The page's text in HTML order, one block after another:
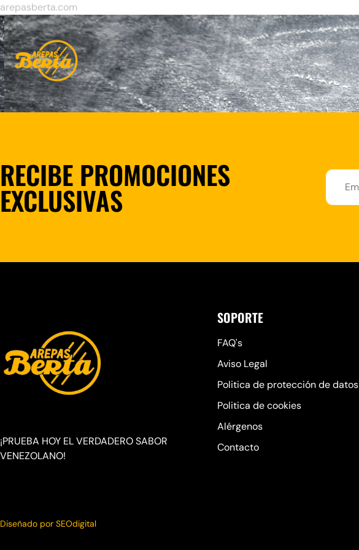
arepasberta.com
RECIBE PROMOCIONES
EXCLUSIVAS
¡PRUEBA HOY EL VERDADERO SABOR
VENEZOLANO!
SOPORTE
FAQ's
Aviso Legal
Politica de protección de datos
Politica de cookies
Alérgenos
Contacto
Diseñado por SEOdigital